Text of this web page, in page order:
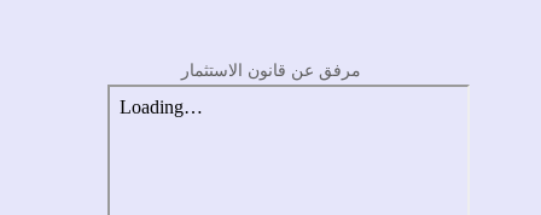
مرفق عن قانون الاستثمار